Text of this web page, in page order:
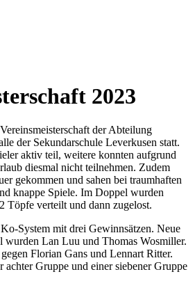
2023
der Abteilung
der Sekundarschule Leverkusen statt.
aktiv teil, weitere konnten aufgrund
diesmal nicht teilnehmen. Zudem
gekommen und sahen bei traumhaften
knappe Spiele. Im Doppel wurden
Töpfe verteilt und dann zugelost.
System mit drei Gewinnsätzen. Neue
wurden Lan Luu und Thomas Wosmiller.
Florian Gans und Lennart Ritter.
Gruppe und einer siebener Gruppe